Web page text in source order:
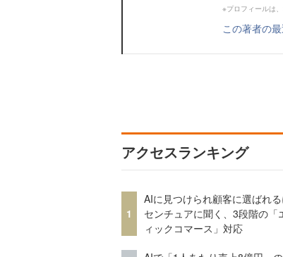
※プロフィールは
この著者の
アクセスランキング
1
AIに見つけられ顧客に選ばれ
センチュアに聞く、3段階の「
ィックコマース」対応